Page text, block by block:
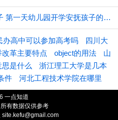
幼儿园开学第一天如何安抚孩子 第一天幼儿园开学安抚孩子的注意事项
办高中可以参加高考吗
四川大
革主要特点 object的用法
山
是什么
浙江理工大学是几本
件
河北工程技术学院在哪里
一点知道
有数据仅供参考
site.kefu@gmail.com